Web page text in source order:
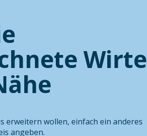
Wirte
erweitern wollen, einfach ein anderes
angeben.